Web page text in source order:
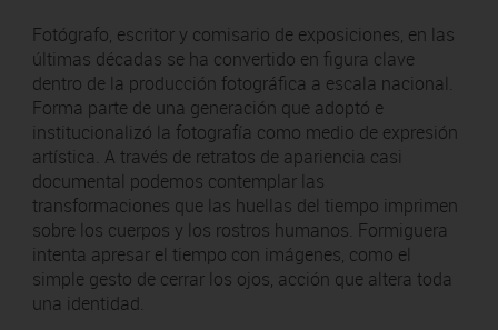
Fotógrafo, escritor y comisario de exposiciones, en las
últimas décadas se ha convertido en figura clave
dentro de la producción fotográfica a escala nacional.
Forma parte de una generación que adoptó e
institucionalizó la fotografía como medio de expresión
artística. A través de retratos de apariencia casi
documental podemos contemplar las
transformaciones que las huellas del tiempo imprimen
sobre los cuerpos y los rostros humanos. Formiguera
intenta apresar el tiempo con imágenes, como el
simple gesto de cerrar los ojos, acción que altera toda
una identidad.